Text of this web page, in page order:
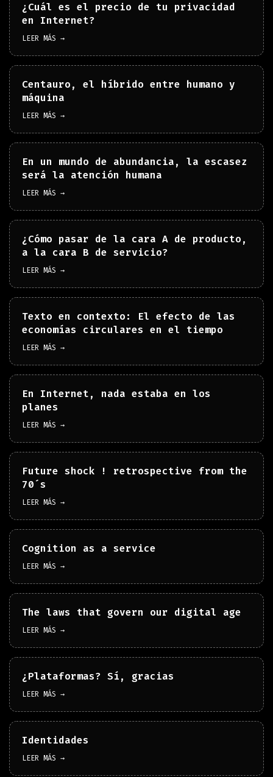
¿Cuál es el precio de tu privacidad
en Internet?
LEER MÁS →
Centauro, el híbrido entre humano y
máquina
LEER MÁS →
En un mundo de abundancia, la escasez
será la atención humana
LEER MÁS →
¿Cómo pasar de la cara A de producto,
a la cara B de servicio?
LEER MÁS →
Texto en contexto: El efecto de las
economías circulares en el tiempo
LEER MÁS →
En Internet, nada estaba en los
planes
LEER MÁS →
Future shock ! retrospective from the
70´s
LEER MÁS →
Cognition as a service
LEER MÁS →
The laws that govern our digital age
LEER MÁS →
¿Plataformas? Sí, gracias
LEER MÁS →
Identidades
LEER MÁS →